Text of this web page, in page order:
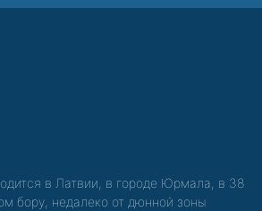
в Латвии, в городе Юрмала, в 38
бору, недалеко от дюнной зоны